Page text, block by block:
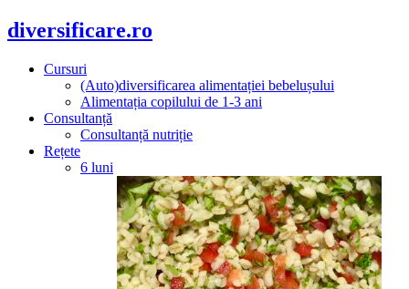
diversificare.ro
Cursuri
(Auto)diversificarea alimentației bebelușului
Alimentația copilului de 1-3 ani
Consultanță
Consultanță nutriție
Rețete
6 luni